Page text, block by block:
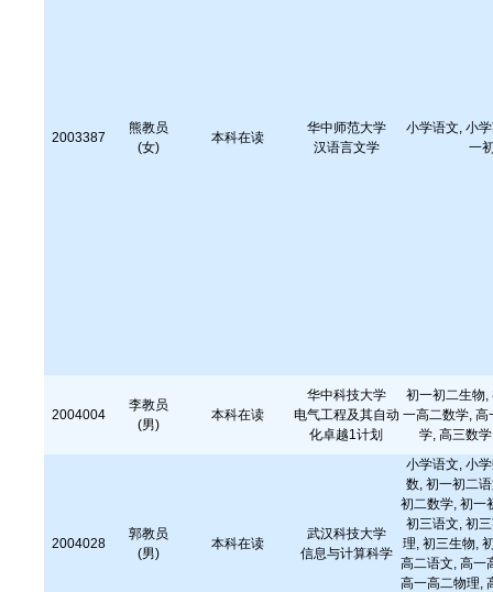
2003387
熊教员
(女)
本科在读
华中师范大学
汉语言文学
小学语文, 小
一
2004004
李教员
(男)
本科在读
华中科技大学
电气工程及其自动
化卓越1计划
初一初二生物,
一高二数学, 高
学, 高三数
2004028
郭教员
(男)
本科在读
武汉科技大学
信息与计算科学
小学语文, 小
数, 初一初二
初二数学, 初一
初三语文, 初
理, 初三生物,
高二语文, 高一
高一高二物理,